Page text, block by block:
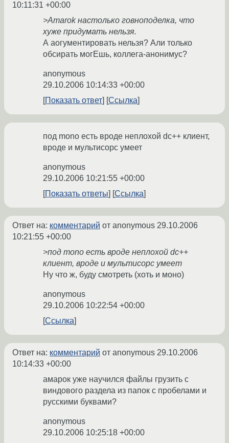
10:11:31 +00:00
>Amarok настолько говноподелка, что
хуже придумать нельзя.
А аогументировать нельзя? Али только
обсирать могЕшь, коллега-анонимус?
anonymous
29.10.2006 10:14:33 +00:00
Показать ответ
Ссылка
под mono есть вроде неплохой dc++ клиент,
вроде и мультисорс умеет
anonymous
29.10.2006 10:21:55 +00:00
Показать ответы
Ссылка
Ответ на: комментарий от anonymous 29.10.2006
10:21:55 +00:00
>под mono есть вроде неплохой dc++
клиент, вроде и мультисорс умеет
Ну что ж, буду смотреть (хоть и моно)
anonymous
29.10.2006 10:22:54 +00:00
Ссылка
Ответ на: комментарий от anonymous 29.10.2006
10:14:33 +00:00
амарок уже научился файлы грузить с
виндового раздела из папок с пробелами и
русскими буквами?
anonymous
29.10.2006 10:25:18 +00:00